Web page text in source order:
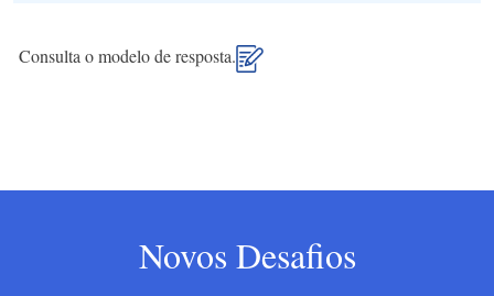
Consulta o modelo de resposta.
Novos Desafios